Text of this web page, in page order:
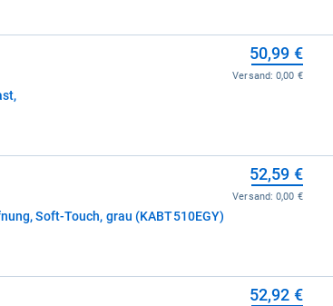
50,99 €
Versand:0,00 €
Soft-Touch, grau (KABT510EGY)
52,59 €
Versand:0,00 €
52,92 €